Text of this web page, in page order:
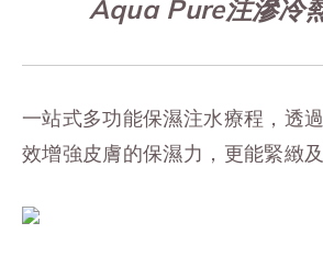
Aqua Pure注滲冷
一站式多功能保濕注水療程，透
效增強皮膚的保濕力，更能緊緻及